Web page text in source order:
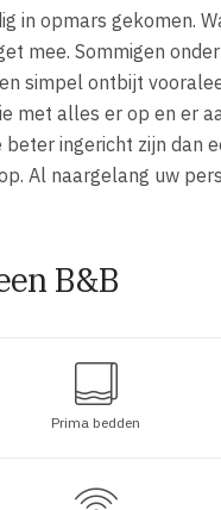
in opmars gekomen.
mee. Sommigen
simpel ontbijt
met alles er op en er
beter ingericht zijn
Al naargelang uw
B&B
Prima bedden